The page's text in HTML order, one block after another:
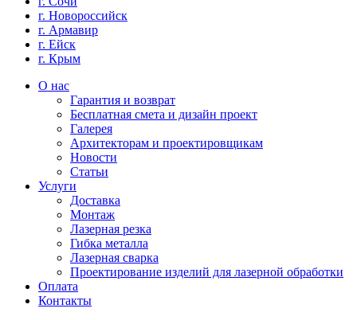
г. Новороссийск
г. Армавир
г. Ейск
г. Крым
О нас
Гарантия и возврат
Бесплатная смета и дизайн проект
Галерея
Архитекторам и проектировщикам
Новости
Статьи
Услуги
Доставка
Монтаж
Лазерная резка
Гибка металла
Лазерная сварка
Проектирование изделий для лазерной обработки
Оплата
Контакты